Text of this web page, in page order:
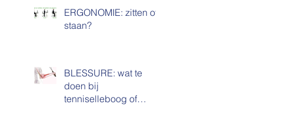
ERGONOMIE: zitten of
staan?
BLESSURE: wat te
doen bij
tenniselleboog of